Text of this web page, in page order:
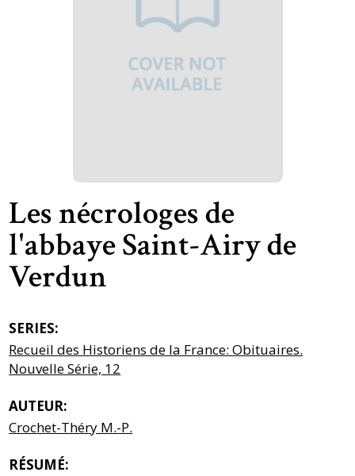
Les nécrologes de
l'abbaye Saint-Airy de
Verdun
SERIES:
Recueil des Historiens de la France: Obituaires.
Nouvelle Série, 12
AUTEUR:
Crochet-Théry M.-P.
RÉSUMÉ: